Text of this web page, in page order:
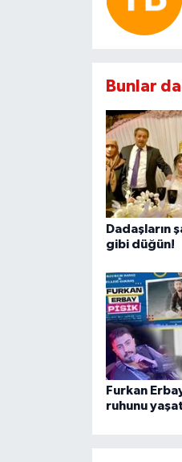
Bunlar
Dadaşların
gibi düğün!
Furkan
ruhunu